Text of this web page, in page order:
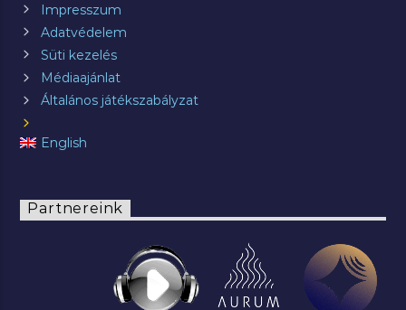
Impresszum
Adatvédelem
Süti kezelés
Médiaajánlat
Általános játékszabályzat
English
Partnereink